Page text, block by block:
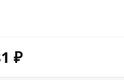
₽